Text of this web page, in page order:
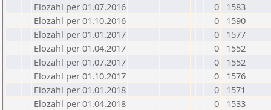
Elozahl per 01.07.2016
0
1583
Elozahl per 01.10.2016
0
1590
Elozahl per 01.01.2017
0
1577
Elozahl per 01.04.2017
0
1552
Elozahl per 01.07.2017
0
1552
Elozahl per 01.10.2017
0
1576
Elozahl per 01.01.2018
0
1571
Elozahl per 01.04.2018
0
1533